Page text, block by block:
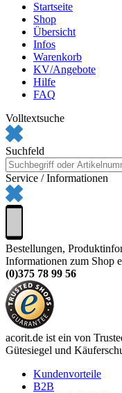
Startseite
Shop
Übersicht
Infos
Warenkorb
KV/Angebote
Hilfe
FAQ
Volltextsuche
Suchfeld
Service / Informationen
Bestellungen,
Informationen zum Shop
(0)375 78 99 56
acorit.de ist ein von
Gütesiegel und
Kundenvorteile
B2B